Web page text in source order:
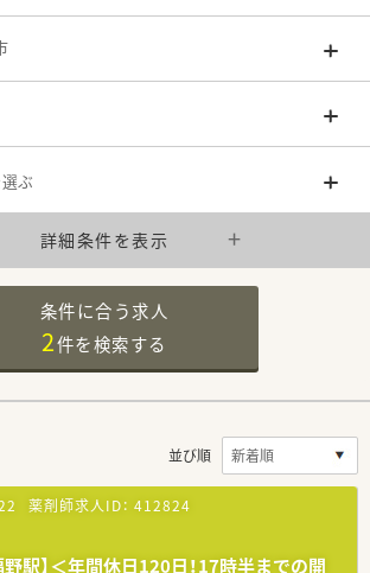
ぶ
詳細条件を表示
条件に合う求人
2件を検索する
並び順
薬剤師求人ID： 412824
駅】＜年間休日120日！17時半までの開